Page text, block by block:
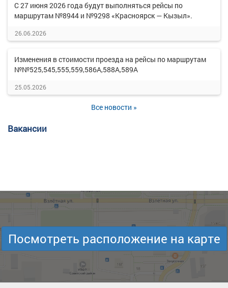
С 27 июня 2026 года будут выполняться рейсы по
маршрутам №8944 и №9298 «Красноярск — Кызыл».
26.06.2026
Изменения в стоимости проезда на рейсы по маршрутам
№№525,545,555,559,586А,588А,589А
25.05.2026
Все новости »
Вакансии
Посмотреть расположение на карте